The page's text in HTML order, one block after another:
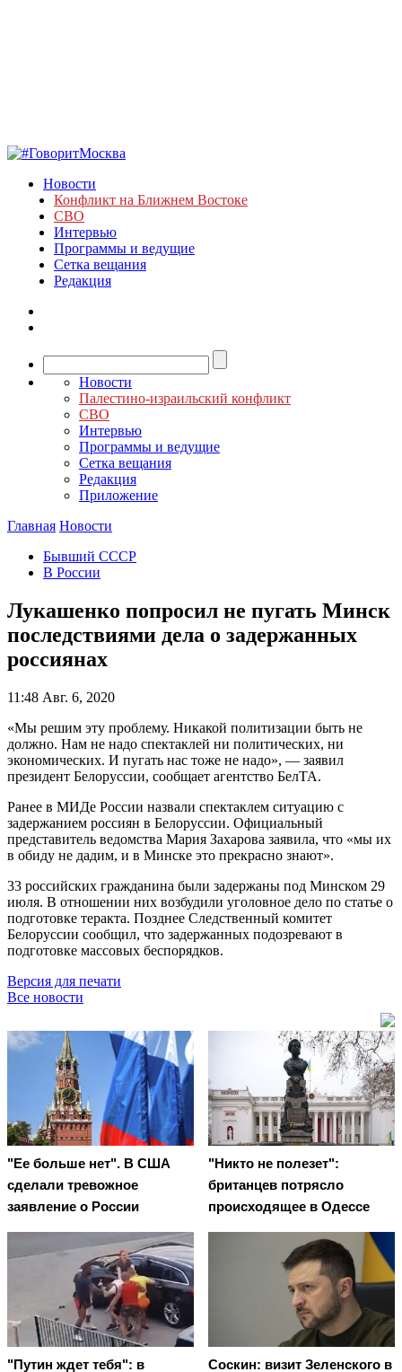
Новости
Конфликт на Ближнем Востоке
СВО
Интервью
Программы и ведущие
Сетка вещания
Редакция
Новости
Палестино-израильский конфликт
СВО
Интервью
Программы и ведущие
Сетка вещания
Редакция
Приложение
Главная Новости
Бывший СССР
В России
Лукашенко попросил не пугать Минск
последствиями дела о задержанных
россиянах
11:48 Авг. 6, 2020
«Мы решим эту проблему. Никакой политизации быть не
должно. Нам не надо спектаклей ни политических, ни
экономических. И пугать нас тоже не надо», — заявил
президент Белоруссии, сообщает агентство БелТА.
Ранее в МИДе России назвали спектаклем ситуацию с
задержанием россиян в Белоруссии. Официальный
представитель ведомства Мария Захарова заявила, что «мы их
в обиду не дадим, и в Минске это прекрасно знают».
33 российских гражданина были задержаны под Минском 29
июля. В отношении них возбудили уголовное дело по статье о
подготовке теракта. Позднее Следственный комитет
Белоруссии сообщил, что задержанных подозревают в
подготовке массовых беспорядков.
Версия для печати
Все новости
"Ее больше нет". В США
сделали тревожное
заявление о России
"Никто не полезет":
британцев потрясло
происходящее в Одессе
"Путин ждет тебя": в
Соскин: визит Зеленского в